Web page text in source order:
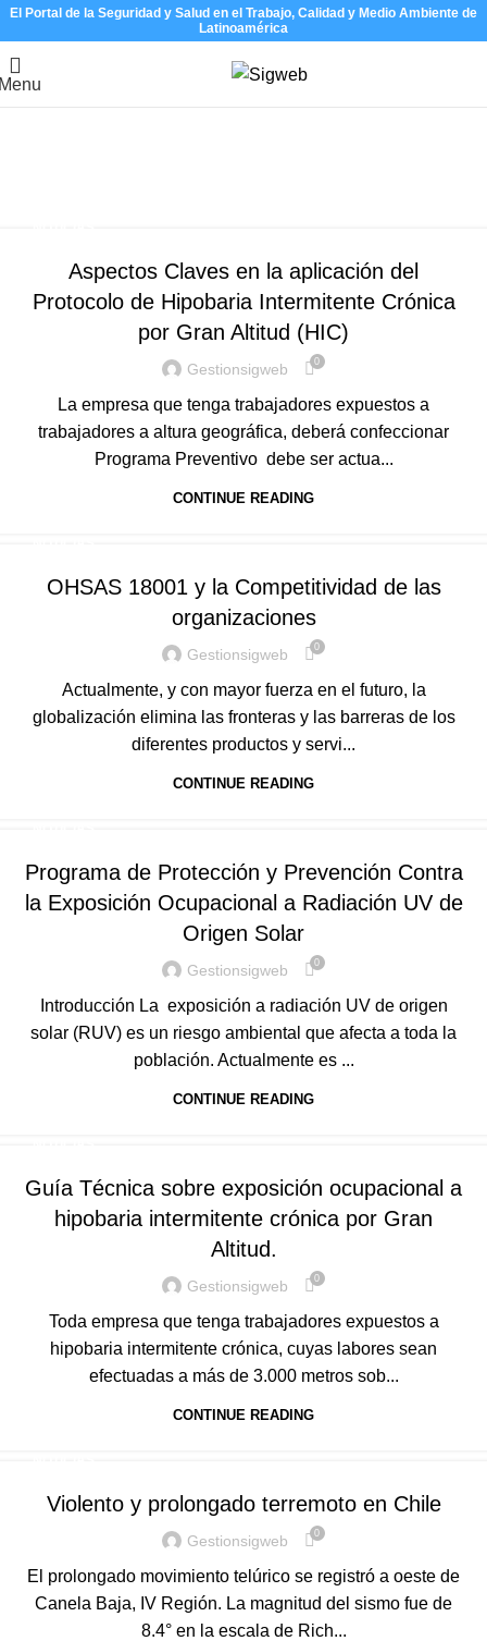
El Portal de la Seguridad y Salud en el Trabajo, Calidad y Medio Ambiente de
Latinoamérica
Aspectos Claves en la aplicación del
Protocolo de Hipobaria Intermitente Crónica
por Gran Altitud (HIC)
Gestionsigweb 0
La empresa que tenga trabajadores expuestos a
trabajadores a altura geográfica, deberá confeccionar
Programa Preventivo debe ser actua...
CONTINUE READING
OHSAS 18001 y la Competitividad de las
organizaciones
Gestionsigweb 0
Actualmente, y con mayor fuerza en el futuro, la
globalización elimina las fronteras y las barreras de los
diferentes productos y servi...
CONTINUE READING
Programa de Protección y Prevención Contra
la Exposición Ocupacional a Radiación UV de
Origen Solar
Gestionsigweb 0
Introducción La exposición a radiación UV de origen
solar (RUV) es un riesgo ambiental que afecta a toda la
población. Actualmente es ...
CONTINUE READING
Guía Técnica sobre exposición ocupacional a
hipobaria intermitente crónica por Gran
Altitud.
Gestionsigweb 0
Toda empresa que tenga trabajadores expuestos a
hipobaria intermitente crónica, cuyas labores sean
efectuadas a más de 3.000 metros sob...
CONTINUE READING
Violento y prolongado terremoto en Chile
Gestionsigweb 0
El prolongado movimiento telúrico se registró a oeste de
Canela Baja, IV Región. La magnitud del sismo fue de
8.4° en la escala de Rich...